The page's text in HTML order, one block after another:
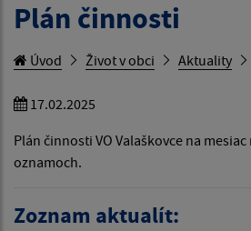
Plán činnosti
Úvod Život v obci Aktuality
17.02.2025
Plán činnosti VO Valaškovce na
oznamoch.
Zoznam aktualít: